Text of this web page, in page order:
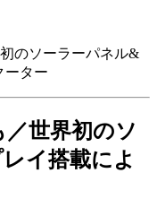
のソーラーパネル&
ーター
世界初のソ
イ搭載によ